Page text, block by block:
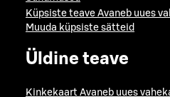
Küpsiste teave Avaneb uues
Muuda küpsiste sätteid
Üldine teave
Kinkekaart Avaneb uues